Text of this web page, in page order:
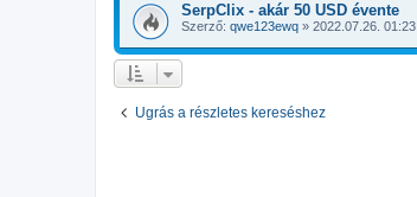
SerpClix - akár 50 USD évente
Szerző: qwe123ewq » 2022.07.26. 01:23
Ugrás a részletes kereséshez